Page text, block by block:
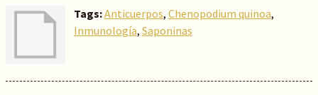
Tags:Anticuerpos, Chenopodium quinoa,
Inmunología, Saponinas